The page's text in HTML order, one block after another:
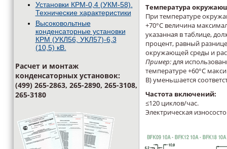
Установки КРМ-0,4 (УКМ-58).
Технические характеристики
Высоковольтные
конденсаторные установки
КРМ (УКЛ56, УКЛ57)-6,3
(10,5) кВ.
Расчет и монтаж
конденсаторных установок:
(499) 265-2863, 265-2890, 265-3108,
265-3180
Температура
При температуре
+70°С величина
указанная в таблице,
процент, равный
окружающей среды и
Пример:для
температуре +60°С
В) уменьшается
Частота включений:
≤120 циклов/час.
Электрическая